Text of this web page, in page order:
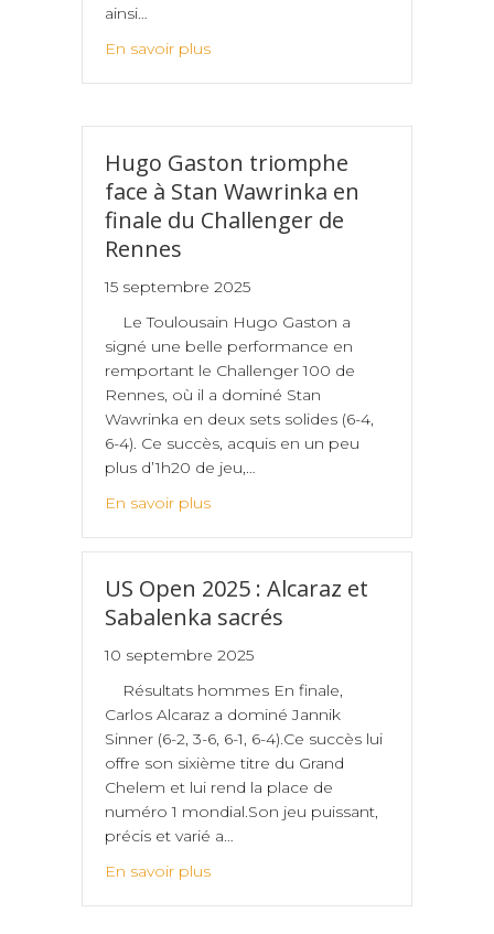
ainsi…
En savoir plus
Hugo Gaston triomphe
face à Stan Wawrinka en
finale du Challenger de
Rennes
15 septembre 2025
Le Toulousain Hugo Gaston a
signé une belle performance en
remportant le Challenger 100 de
Rennes, où il a dominé Stan
Wawrinka en deux sets solides (6-4,
6-4). Ce succès, acquis en un peu
plus d’1h20 de jeu,…
En savoir plus
US Open 2025 : Alcaraz et
Sabalenka sacrés
10 septembre 2025
Résultats hommes En finale,
Carlos Alcaraz a dominé Jannik
Sinner (6-2, 3-6, 6-1, 6-4).Ce succès lui
offre son sixième titre du Grand
Chelem et lui rend la place de
numéro 1 mondial.Son jeu puissant,
précis et varié a…
En savoir plus